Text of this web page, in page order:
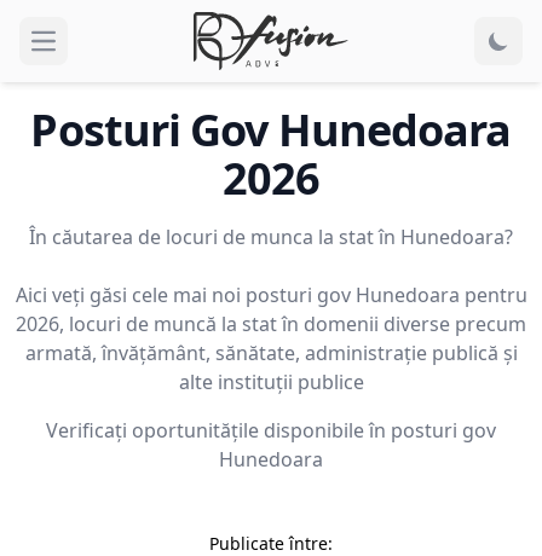
Open main menu
Posturi Gov Hunedoara
2026
În căutarea de locuri de munca la stat în Hunedoara?
Aici veți găsi cele mai noi posturi gov Hunedoara pentru
2026, locuri de muncă la stat în domenii diverse precum
armată, învățământ, sănătate, administrație publică și
alte instituții publice
Verificați oportunitățile disponibile în posturi gov
Hunedoara
Publicate între: